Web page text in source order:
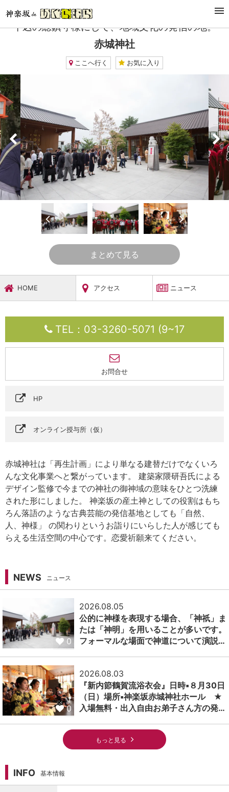
文化施設・ギャラリー
牛込の総鎮守様にして、地域文化の発信の地。
赤城神社
ここへ行く お気に入り
まとめて見る
HOME アクセス ニュース
TEL：03-3260-5071 (9~17
お問合せ
HP
オンライン授与所（仮）
赤城神社は「再生計画」により単なる建替だけでなくいろ
んな文化事業へと繋がっています。 建築家隈研吾氏による
デザイン監修で今までの神社の御神域の意味をひとつ洗練
された形にしました。 神楽坂の産土神としての役割はもち
ろん落語のような古典芸能の発信基地としても「自然、
人、神様」 の関わりというお詣りにいらした人が感じても
らえる生活空間の中心です。恋愛祈願来てください。
NEWS ニュース
0
2026.08.05
公的に神様を表現する場合、「神祇」ま
たは「神明」を用いることが多いです。
フォーマルな場面で神道について演説…
0
2026.08.03
『新内節鶴賀流浴衣会』日時▪️８月30日
（日）場所▪️神楽坂赤城神社ホール ★
入場無料・出入自由お弟子さん方の発…
もっと見る
INFO 基本情報